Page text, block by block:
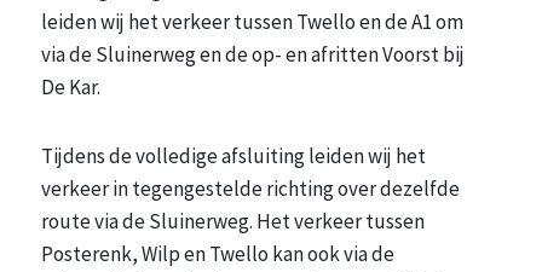
leiden wij het verkeer tussen Twello en de A1 om
via de Sluinerweg en de op- en afritten Voorst bij
De Kar.
Tijdens de volledige afsluiting leiden wij het
verkeer in tegengestelde richting over dezelfde
route via de Sluinerweg. Het verkeer tussen
Posterenk, Wilp en Twello kan ook via de